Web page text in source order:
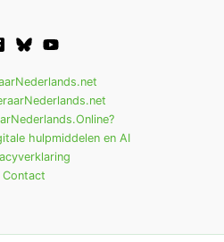
hulpmiddelen en AI
Contact